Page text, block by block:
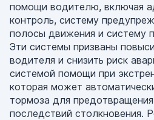
помощи водителю, включая
контроль, систему
полосы движения и систему
Эти системы призваны
водителя и снизить риск
системой помощи при
которая может
тормоза для предотвращения
последствий столкновения.